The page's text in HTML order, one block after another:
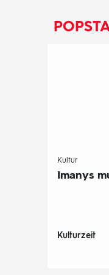
Kultur
Imanys
Kulturzeit